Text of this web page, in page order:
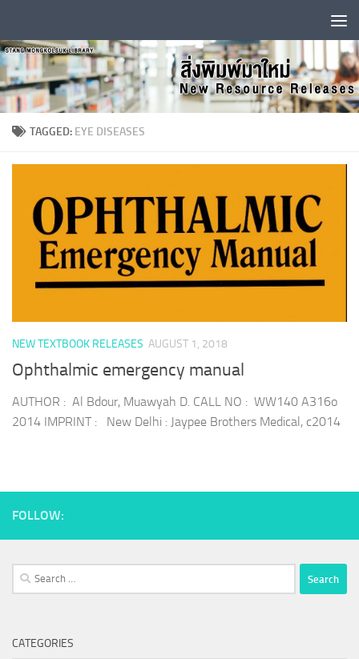
TAGGED: EYE DISEASES
NEW TEXTBOOK RELEASES AUGUST 1, 2018
Ophthalmic emergency manual
AUTHOR : Al Bdour, Muawyah D. CALL NO : WW140 A316o
2014 IMPRINT : New Delhi : Jaypee Brothers Medical, c2014
FOLLOW:
Search
for:
CATEGORIES